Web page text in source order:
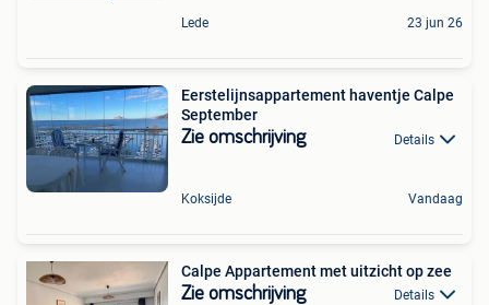
Lede 23 jun 26
Eerstelijnsappartement haventje Calpe
September
Zie omschrijving Details
Koksijde Vandaag
Calpe Appartement met uitzicht op zee
Zie omschrijving Details